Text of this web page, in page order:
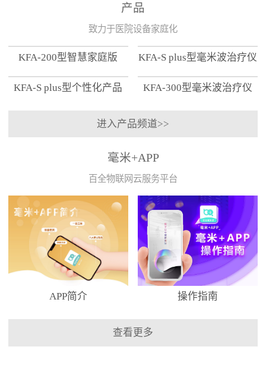
产品
致力于医院设备家庭化
KFA-200型智慧家庭版 KFA-S plus型毫米波治疗仪
KFA-S plus型个性化产品
KFA-300型毫米波治疗仪
进入产品频道>>
毫米+APP
百全物联网云服务平台
APP简介 操作指南
查看更多